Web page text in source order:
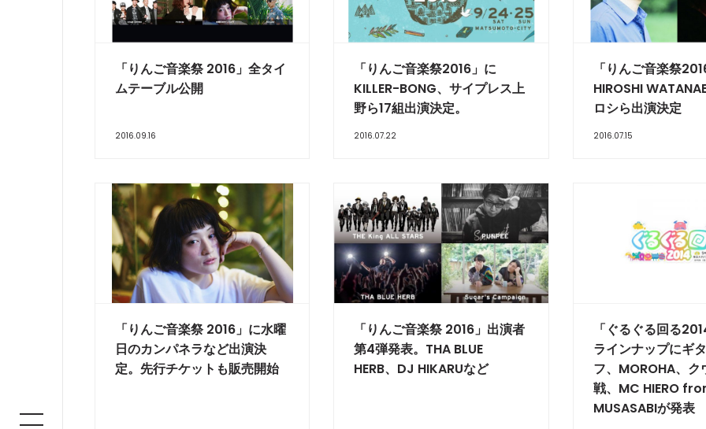
「りんご音楽祭 2016」全タイ
ムテーブル公開
2016.09.16
「りんご音楽祭2016」に
KILLER-BONG、サイプレス上
野ら17組出演決定。
2016.07.22
「りんご音楽祭
HIROSHI
ロシら出演決定
2016.07.15
「りんご音楽祭 2016」に水曜
日のカンパネラなど出演決
定。先行チケットも販売開始
「りんご音楽祭 2016」出演者
第4弾発表。THA BLUE
HERB、DJ HIKARUなど
「ぐるぐる回る
ラインナップにギ
フ、MOROHA、ク
戦、MC HIERO
MUSASABIが発表